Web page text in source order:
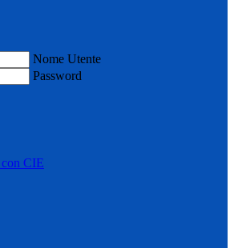
Nome Utente
Password
CIE